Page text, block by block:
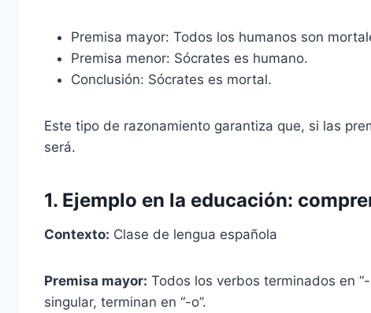
Premisa mayor: Todos los humanos son
Premisa menor: Sócrates es humano.
Conclusión: Sócrates es mortal.
Este tipo de razonamiento garantiza que, si las
será.
1. Ejemplo en la educación:
Contexto: Clase de lengua española
Premisa mayor: Todos los verbos terminados en
singular, terminan en “-o”.